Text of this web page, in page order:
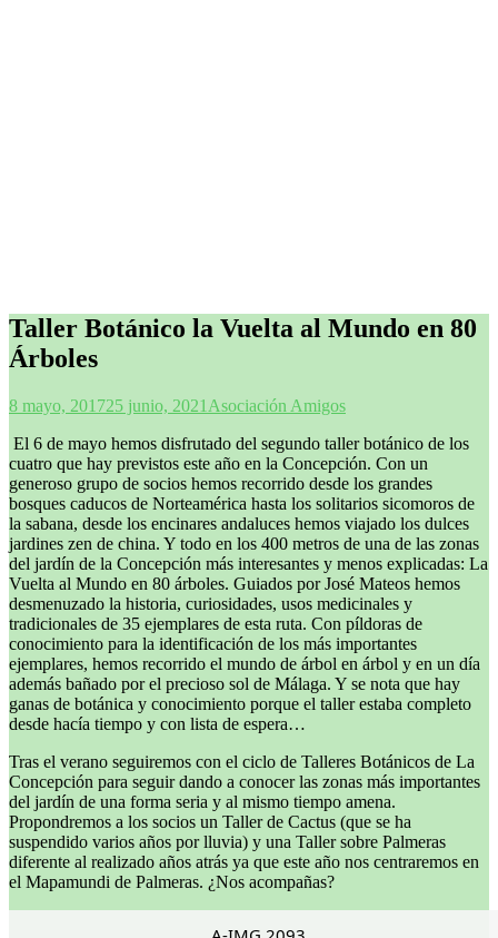
Taller Botánico la Vuelta al Mundo en 80
Árboles
8 mayo, 201725 junio, 2021 Asociación Amigos
El 6 de mayo hemos disfrutado del segundo taller botánico de los
cuatro que hay previstos este año en la Concepción. Con un
generoso grupo de socios hemos recorrido desde los grandes
bosques caducos de Norteamérica hasta los solitarios sicomoros de
la sabana, desde los encinares andaluces hemos viajado los dulces
jardines zen de china. Y todo en los 400 metros de una de las zonas
del jardín de la Concepción más interesantes y menos explicadas: La
Vuelta al Mundo en 80 árboles. Guiados por José Mateos hemos
desmenuzado la historia, curiosidades, usos medicinales y
tradicionales de 35 ejemplares de esta ruta. Con píldoras de
conocimiento para la identificación de los más importantes
ejemplares, hemos recorrido el mundo de árbol en árbol y en un día
además bañado por el precioso sol de Málaga. Y se nota que hay
ganas de botánica y conocimiento porque el taller estaba completo
desde hacía tiempo y con lista de espera…
Tras el verano seguiremos con el ciclo de Talleres Botánicos de La
Concepción para seguir dando a conocer las zonas más importantes
del jardín de una forma seria y al mismo tiempo amena.
Propondremos a los socios un Taller de Cactus (que se ha
suspendido varios años por lluvia) y una Taller sobre Palmeras
diferente al realizado años atrás ya que este año nos centraremos en
el Mapamundi de Palmeras. ¿Nos acompañas?